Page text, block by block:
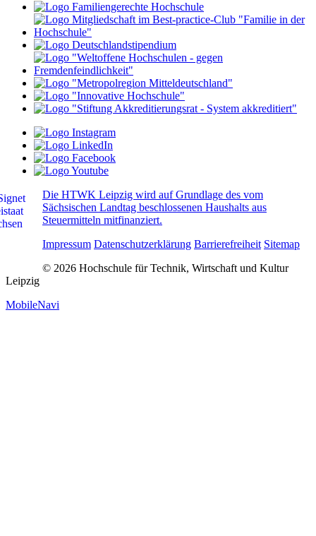
Die HTWK Leipzig wird auf Grundlage des vom
Sächsischen Landtag beschlossenen Haushalts aus
Steuermitteln mitfinanziert.
Impressum Datenschutzerklärung Barrierefreiheit Sitemap
© 2026 Hochschule für Technik, Wirtschaft und Kultur
Leipzig
MobileNavi